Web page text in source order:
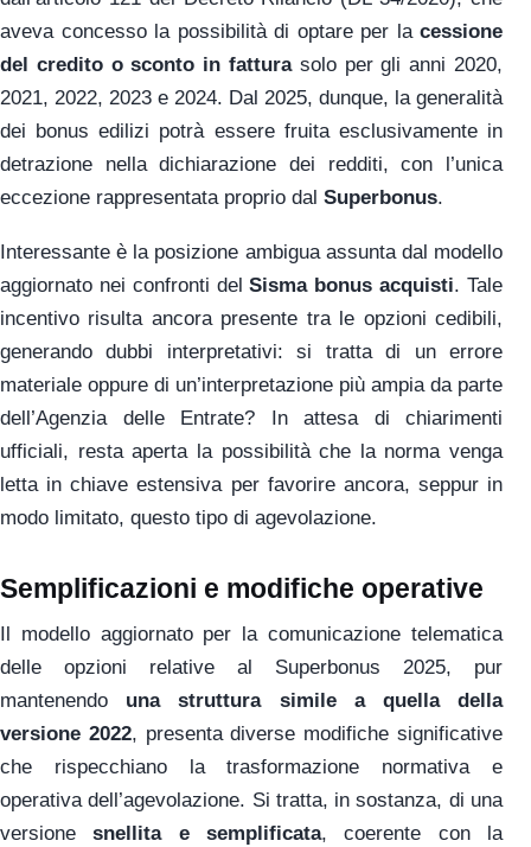
aveva concesso la possibilità di optare per la cessione
del credito o sconto in fatturasolo per gli anni 2020,
2021, 2022, 2023 e 2024. Dal 2025, dunque, la generalità
dei bonus edilizi potrà essere fruita esclusivamente in
detrazione nella dichiarazione dei redditi, con l’unica
eccezione rappresentata proprio dal Superbonus.
Interessante è la posizione ambigua assunta dal modello
aggiornato nei confronti delSisma bonus acquisti. Tale
incentivo risulta ancora presente tra le opzioni cedibili,
generando dubbi interpretativi: si tratta di un errore
materiale oppure di un’interpretazione più ampia da parte
dell’Agenzia delle Entrate? In attesa di chiarimenti
ufficiali, resta aperta la possibilità che la norma venga
letta in chiave estensiva per favorire ancora, seppur in
modo limitato, questo tipo di agevolazione.
Semplificazioni e modifiche operative
Il modello aggiornato per la comunicazione telematica
delle opzioni relative al Superbonus 2025, pur
mantenendo una struttura simile a quella della
versione 2022, presenta diverse modifiche significative
che rispecchiano la trasformazione normativa e
operativa dell’agevolazione. Si tratta, in sostanza, di una
versionesnellita e semplificata, coerente con la